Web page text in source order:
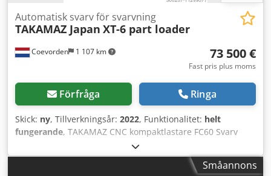
Coevorden 1 107 km
Automatisk svarv för svarvning
TAKAMAZ Japan XT-6 part loader
73 500 €
Fast pris plus moms
Förfråga Ringa
Skick: ny, Tillverkningsår: 2022, Funktionalitet: helt
fungerande, TAKAMAZ CNC kompaktlastare FC60 Svarv
med automatisk lastning och lossningssystem världens
snabbaste lastningssystem tid för lastning av ny detalj 2,8
sek. lastkapacitet upp till 60 mm diameter maximalSmåannons